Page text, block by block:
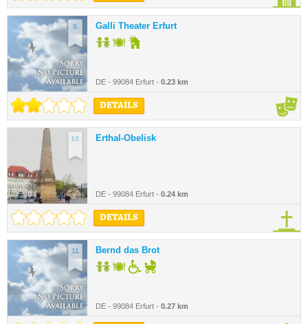
9. Galli Theater Erfurt
DE - 99084 Erfurt - 0.23 km
DETAILS
10. Erthal-Obelisk
DE - 99084 Erfurt - 0.24 km
DETAILS
11. Bernd das Brot
DE - 99084 Erfurt - 0.27 km